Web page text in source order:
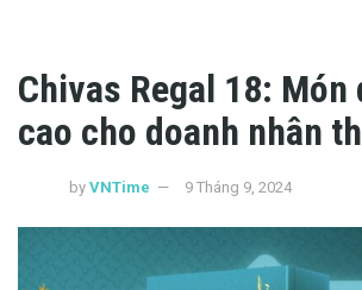
Chivas Regal 18:
cao cho doanh nhân
by VNTime 9 Tháng 9, 2024